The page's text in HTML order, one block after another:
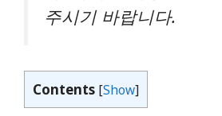
주시기 바랍니다.
Contents [Show]